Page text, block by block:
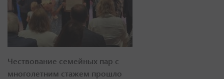
Чествование семейных пар с
многолетним стажем прошло